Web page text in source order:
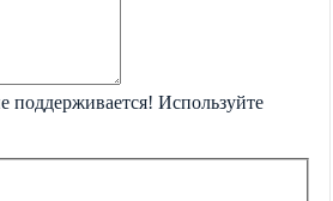
поддерживается! Используйте